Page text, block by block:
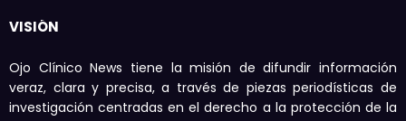
VISIÓN
Ojo Clínico News tiene la misión de difundir información
veraz, clara y precisa, a través de piezas periodísticas de
investigación centradas en el derecho a la protección de la